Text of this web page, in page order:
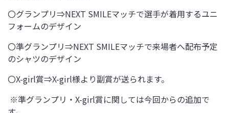
〇グランプリ⇒NEXT SMILEマッチで選手が着用するユニ
フォームのデザイン
〇準グランプリ⇒NEXT SMILEマッチで来場者へ配布予定
のシャツのデザイン
〇X-girl賞⇒X-girl様より副賞が送られます。
※準グランプリ・ X-girl賞に関しては今回からの追加で